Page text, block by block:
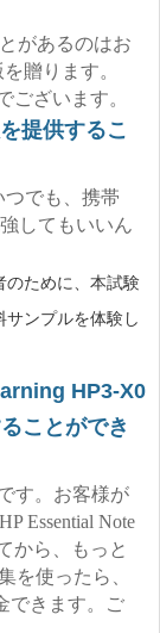
があるのはお
贈ります。
ございます。
提供するこ
つでも、携帯
してもいいん
のために、本試験
ンプルを体験し
HP3-X0
ことができ
す。お客様が
Essential Note
から、もっと
を使ったら、
できます。ご